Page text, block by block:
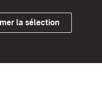
la sélection